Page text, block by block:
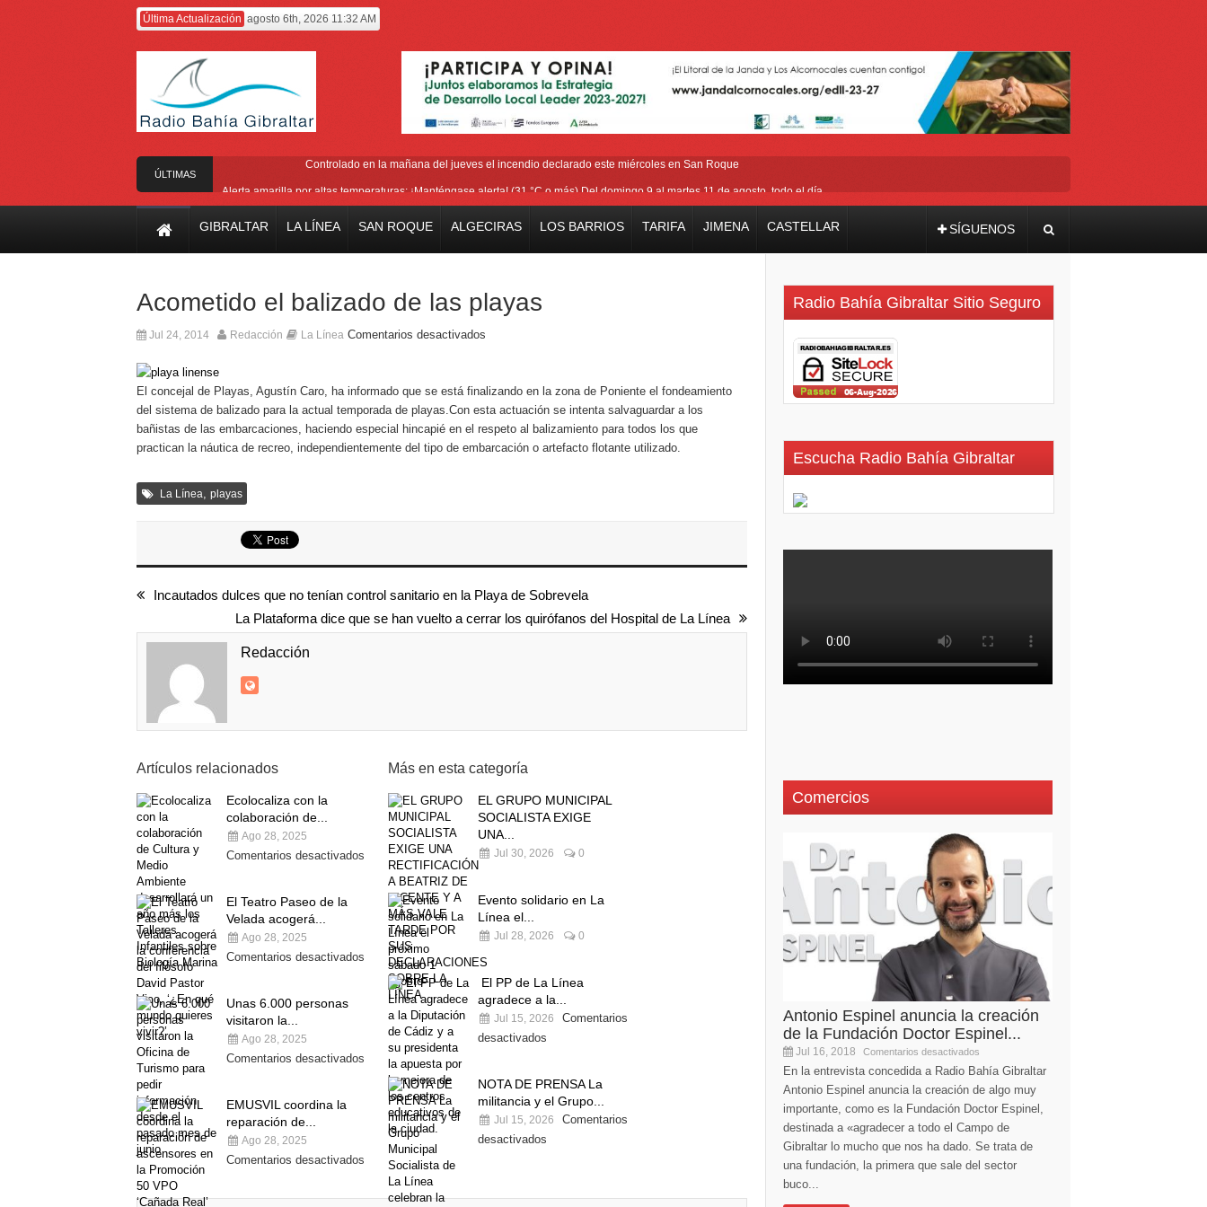
Última Actualización agosto 6th, 2026 11:32 AM
ÚLTIMAS
NOTICIAS
Controlado en la mañana del jueves el incendio declarado este miércoles en San Roque
Alerta amarilla por altas temperaturas: ¡Manténgase alerta! (31 °C o más) Del domingo 9 al martes 11 de agosto, todo el día
GIBRALTAR LA LÍNEA SAN ROQUE ALGECIRAS LOS BARRIOS TARIFA JIMENA CASTELLAR SÍGUENOS
Acometido el balizado de las playas
Jul 24, 2014 Redacción La Línea Comentarios desactivados
El concejal de Playas, Agustín Caro, ha informado que se está finalizando en la zona de Poniente el fondeamiento
del sistema de balizado para la actual temporada de playas.Con esta actuación se intenta salvaguardar a los
bañistas de las embarcaciones, haciendo especial hincapié en el respeto al balizamiento para todos los que
practican la náutica de recreo, independientemente del tipo de embarcación o artefacto flotante utilizado.
La Línea, playas
Incautados dulces que no tenían control sanitario en la Playa de Sobrevela
La Plataforma dice que se han vuelto a cerrar los quirófanos del Hospital de La Línea
Redacción
Artículos relacionados
Ecolocaliza con la
colaboración de...
Ago 28, 2025
Comentarios desactivados
El Teatro Paseo de la
Velada acogerá...
Ago 28, 2025
Comentarios desactivados
Unas 6.000 personas
visitaron la...
Ago 28, 2025
Comentarios desactivados
EMUSVIL coordina la
reparación de...
Ago 28, 2025
Comentarios desactivados
Más en esta categoría
EL GRUPO MUNICIPAL
SOCIALISTA EXIGE
UNA...
Jul 30, 2026 0
Evento solidario en La
Línea el...
Jul 28, 2026 0
El PP de La Línea
agradece a la...
Jul 15, 2026
Comentarios
desactivados
NOTA DE PRENSA La
militancia y el Grupo...
Jul 15, 2026
Comentarios
desactivados
Radio Bahía Gibraltar Sitio Seguro
Escucha Radio Bahía Gibraltar
Comercios
Antonio Espinel anuncia la creación
de la Fundación Doctor Espinel...
Jul 16, 2018 Comentarios desactivados
En la entrevista concedida a Radio Bahía Gibraltar
Antonio Espinel anuncia la creación de algo muy
importante, como es la Fundación Doctor Espinel,
destinada a «agradecer a todo el Campo de
Gibraltar lo mucho que nos ha dado. Se trata de
una fundación, la primera que sale del sector
buco...